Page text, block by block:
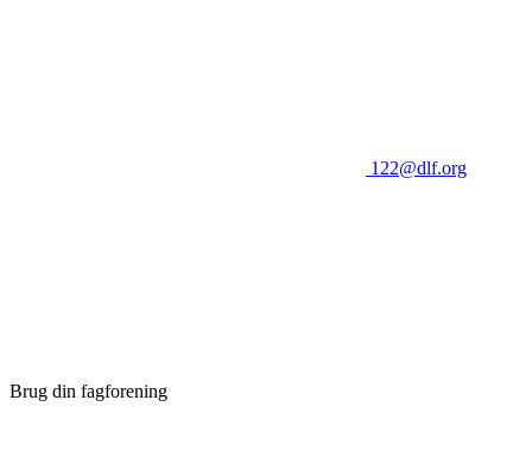
122@dlf.org
Brug din fagforening